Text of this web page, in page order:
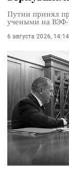
Путин принял
учеными на ВЭФ-
6 августа 2026, 14:14